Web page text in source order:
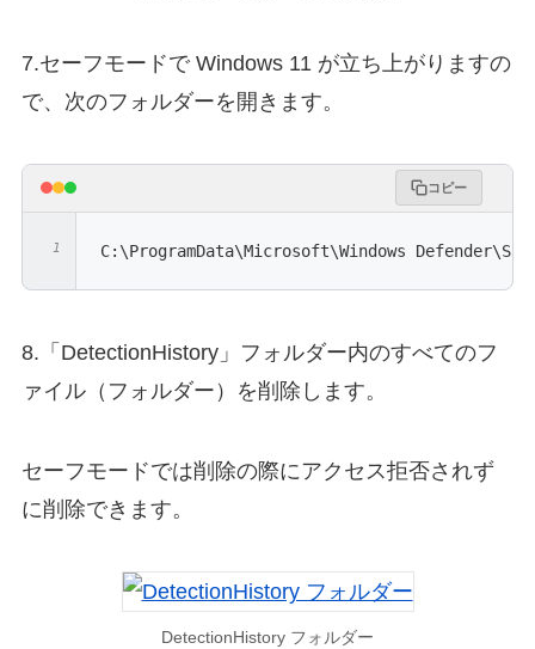
7.セーフモードで Windows 11 が立ち上がりますの
で、次のフォルダーを開きます。
コピー
C:\ProgramData\Microsoft\Windows
8.「DetectionHistory」フォルダー内のすべてのフ
ァイル（フォルダー）を削除します。
セーフモードでは削除の際にアクセス拒否されず
に削除できます。
DetectionHistory フォルダー